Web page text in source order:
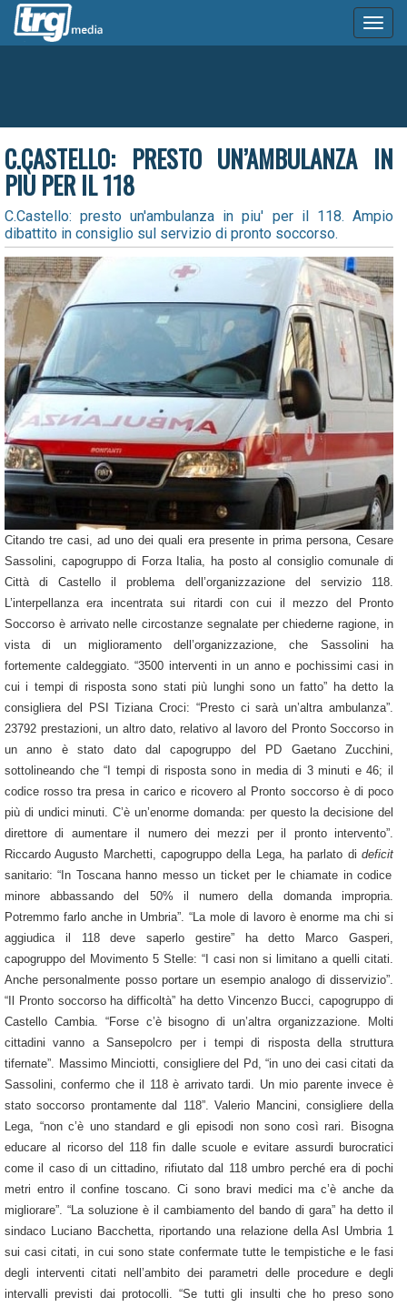
C.CASTELLO: PRESTO UN’AMBULANZA IN
PIÙ PER IL 118
C.Castello: presto un'ambulanza in piu' per il 118. Ampio
dibattito in consiglio sul servizio di pronto soccorso.
Citando tre casi, ad uno dei quali era presente in prima persona, Cesare
Sassolini, capogruppo di Forza Italia, ha posto al consiglio comunale di
Città di Castello il problema dell’organizzazione del servizio 118.
L’interpellanza era incentrata sui ritardi con cui il mezzo del Pronto
Soccorso è arrivato nelle circostanze segnalate per chiederne ragione, in
vista di un miglioramento dell’organizzazione, che Sassolini ha
fortemente caldeggiato. “3500 interventi in un anno e pochissimi casi in
cui i tempi di risposta sono stati più lunghi sono un fatto” ha detto la
consigliera del PSITiziana Croci: “Presto ci sarà un’altra ambulanza”.
23792 prestazioni, un altro dato, relativo al lavoro del Pronto Soccorso in
un anno è stato dato dal capogruppo del PD Gaetano Zucchini,
sottolineando che “I tempi di risposta sono in media di 3 minuti e 46; il
codice rosso tra presa in carico e ricovero al Pronto soccorso è di poco
più di undici minuti. C’è un’enorme domanda: per questo la decisione del
direttore di aumentare il numero dei mezzi per il pronto intervento”.
Riccardo Augusto Marchetti, capogruppo della Lega, ha parlato dideficit
sanitario: “In Toscana hanno messo un ticket per le chiamate in codice
minore abbassando del 50% il numero della domanda impropria.
Potremmo farlo anche in Umbria”. “La mole di lavoro è enorme ma chi si
aggiudica il 118 deve saperlo gestire” ha detto
Marco Gasperi,
capogruppo del Movimento 5 Stelle: “I casi non si limitano a quelli citati.
Anche personalmente posso portare un esempio analogo di disservizio”.
“Il Pronto soccorso ha difficoltà” ha detto Vincenzo Bucci, capogruppo di
Castello Cambia. “Forse c’è bisogno di un’altra organizzazione. Molti
cittadini vanno a Sansepolcro per i tempi di risposta della struttura
tifernate”. Massimo Minciotti, consigliere del Pd, “in uno dei casi citati da
Sassolini, confermo che il 118 è arrivato tardi. Un mio parente invece è
stato soccorso prontamente dal 118”.Valerio Mancini, consigliere della
Lega, “non c’è uno standard e gli episodi non sono così rari. Bisogna
educare al ricorso del 118 fin dalle scuole e evitare assurdi burocratici
come il caso di un cittadino, rifiutato dal 118 umbro perché era di pochi
metri entro il confine toscano. Ci sono bravi medici ma c’è anche da
migliorare”. “La soluzione è il cambiamento del bando di gara” ha detto il
sindaco Luciano Bacchetta, riportando una relazione della Asl Umbria 1
sui casi citati, in cui sono state confermate tutte le tempistiche e le fasi
degli interventi citati nell’ambito dei parametri delle procedure e degli
intervalli previsti dai protocolli. “Se tutti gli insulti che ho preso sono